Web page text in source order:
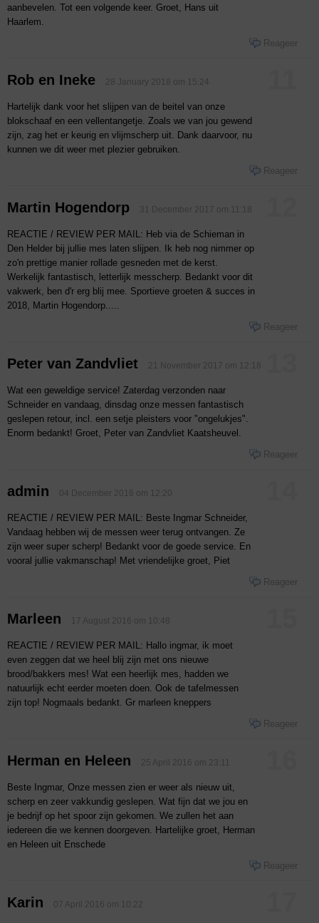
aanbevelen. Tot een volgende keer. Groet, Hans uit
Haarlem.
Reageer
Rob en Ineke 28 January 2018 om 15:24
Hartelijk dank voor het slijpen van de beitel van onze
blokschaaf en een vellentangetje. Zoals we van jou gewend
zijn, zag het er keurig en vlijmscherp uit. Dank daarvoor, nu
kunnen we dit weer met plezier gebruiken.
Reageer
Martin Hogendorp 31 December 2017 om 11:18
REACTIE / REVIEW PER MAIL: Heb via de Schieman in
Den Helder bij jullie mes laten slijpen. Ik heb nog nimmer op
zo'n prettige manier rollade gesneden met de kerst.
Werkelijk fantastisch, letterlijk messcherp. Bedankt voor dit
vakwerk, ben d'r erg blij mee. Sportieve groeten & succes in
2018, Martin Hogendorp.....
Reageer
Peter van Zandvliet 21 November 2017 om 12:18
Wat een geweldige service! Zaterdag verzonden naar
Schneider en vandaag, dinsdag onze messen fantastisch
geslepen retour, incl. een setje pleisters voor "ongelukjes".
Enorm bedankt! Groet, Peter van Zandvliet Kaatsheuvel.
Reageer
admin 04 December 2016 om 12:20
REACTIE / REVIEW PER MAIL: Beste Ingmar Schneider,
Vandaag hebben wij de messen weer terug ontvangen. Ze
zijn weer super scherp! Bedankt voor de goede service. En
vooral jullie vakmanschap! Met vriendelijke groet, Piet
Reageer
Marleen 17 August 2016 om 10:48
REACTIE / REVIEW PER MAIL: Hallo ingmar, ik moet
even zeggen dat we heel blij zijn met ons nieuwe
brood/bakkers mes! Wat een heerlijk mes, hadden we
natuurlijk echt eerder moeten doen. Ook de tafelmessen
zijn top! Nogmaals bedankt. Gr marleen kneppers
Reageer
Herman en Heleen 25 April 2016 om 23:11
Beste Ingmar, Onze messen zien er weer als nieuw uit,
scherp en zeer vakkundig geslepen. Wat fijn dat we jou en
je bedrijf op het spoor zijn gekomen. We zullen het aan
iedereen die we kennen doorgeven. Hartelijke groet, Herman
en Heleen uit Enschede
Reageer
Karin 07 April 2016 om 10:22